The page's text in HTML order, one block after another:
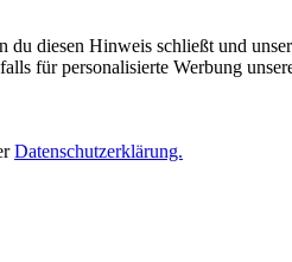
diesen Hinweis schließt und
für personalisierte Werbung
Datenschutzerklärung.